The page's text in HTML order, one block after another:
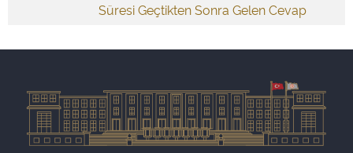
Süresi Geçtikten Sonra Gelen Cevap